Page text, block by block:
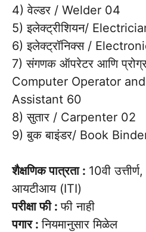
4) वेल्डर / Welder 04
5) इलेक्ट्रीशियन/
6) इलेक्ट्रॉनिक्स /
7) संगणक ऑपरेटर आणि
Computer Operator
Assistant 60
8) सुतार / Carpenter 02
9) बुक बाइंडर/ Book
शैक्षणिक पात्रता : 10वी
आयटीआय (ITI)
परीक्षा फी :फी नाही
पगार :नियमानुसार मिळेल